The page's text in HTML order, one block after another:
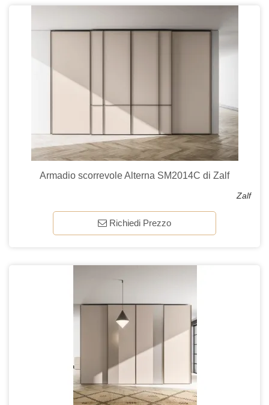
Armadio scorrevole Alterna SM2014C di Zalf
Zalf
Richiedi Prezzo